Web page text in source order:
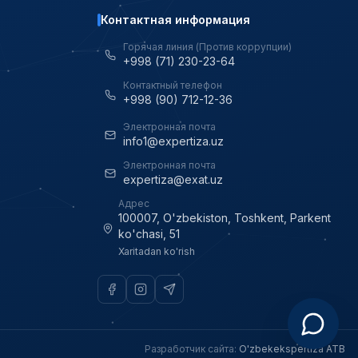
Контактная информация
Горячая линия (Против коррупции)
+998 (71) 230-23-64
Контактный телефон
+998 (90) 712-12-36
Электронная почта
info1@expertiza.uz
Электронная почта
expertiza@exat.uz
Адрес
100007, O'zbekiston, Toshkent, Parkent
ko'chasi, 51
Xaritadan ko'rish
Разработчик сайта: O'zbekekspertiza ATB